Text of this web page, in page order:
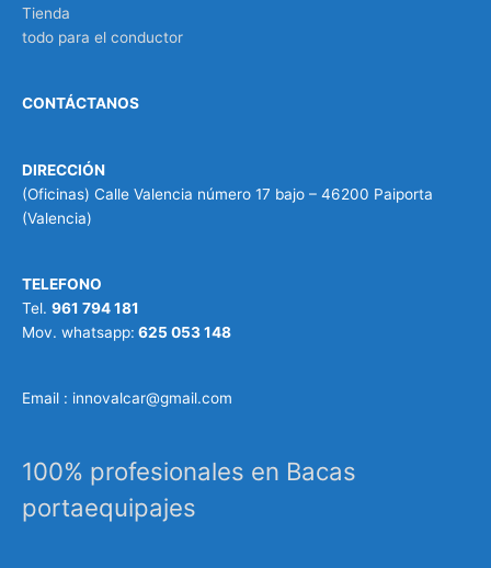
Tienda
todo para el conductor
CONTÁCTANOS
DIRECCIÓN
(Oficinas) Calle Valencia número 17 bajo – 46200 Paiporta
(Valencia)
TELEFONO
Tel. 961 794 181
Mov. whatsapp: 625 053 148
Email : innovalcar@gmail.com
100% profesionales en Bacas
portaequipajes